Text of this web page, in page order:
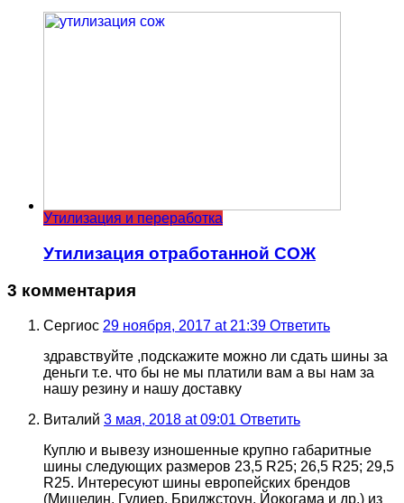
Утилизация и переработка
Утилизация отработанной СОЖ
3 комментария
Сергиос 29 ноября, 2017 at 21:39 Ответить
здравствуйте ,подскажите можно ли сдать шины за
деньги т.е. что бы не мы платили вам а вы нам за
нашу резину и нашу доставку
Виталий 3 мая, 2018 at 09:01 Ответить
Куплю и вывезу изношенные крупно габаритные
шины следующих размеров 23,5 R25; 26,5 R25; 29,5
R25. Интересуют шины европейских брендов
(Мишелин, Гудиер, Бриджстоун, Йокогама и др.) из